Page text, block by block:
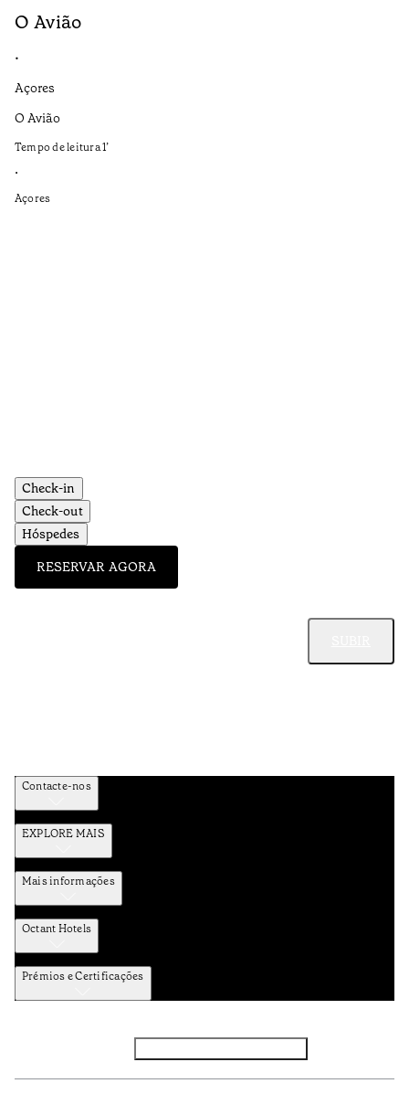
O Avião
•
Açores
O Avião
Tempo de leitura1’
•
Açores
Check-in
Check-out
Hóspedes
RESERVAR AGORA
Contacte-nos
EXPLORE MAIS
Mais informações
Octant Hotels
Prémios e Certificações